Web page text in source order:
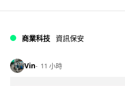
商業科技 資訊保安
Vin 11 小時